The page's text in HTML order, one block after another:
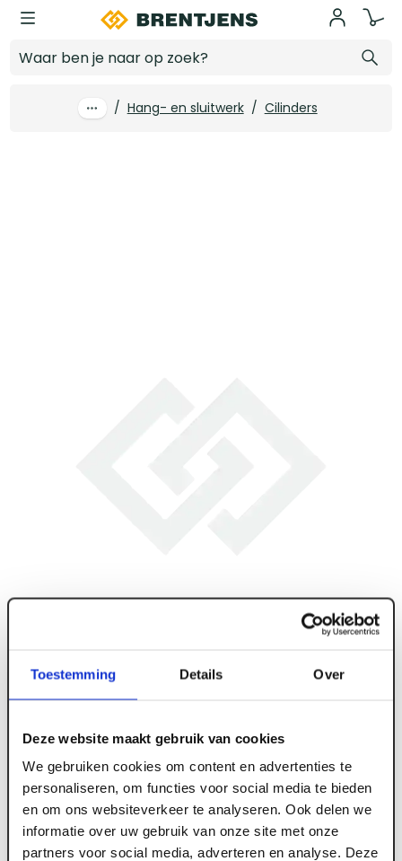
Toestemming Details Over
Deze website maakt gebruik van cookies
We gebruiken cookies om content en advertenties te
personaliseren, om functies voor social media te bieden
en om ons websiteverkeer te analyseren. Ook delen we
informatie over uw gebruik van onze site met onze
partners voor social media, adverteren en analyse. Deze
Ga naar hoofdinhoud
/ Hang- en sluitwerk / Cilinders
ART003119
Lips Oplegcilinderslot 1757-1 DIN- Links
Log in voor prijzen